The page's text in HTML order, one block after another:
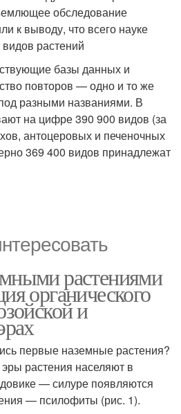
обследование
к выводу, что всего науке
растений
базы данных и
повторов — одно и то же
разными названиями. В
на цифре 390 900 видов (за
антоцеровых и печеночных
369 400 видов принадлежат
растениями
органического
и
первые наземные растения?
растения населяют в
— силуре появляются
— псилофиты (рис. 1).